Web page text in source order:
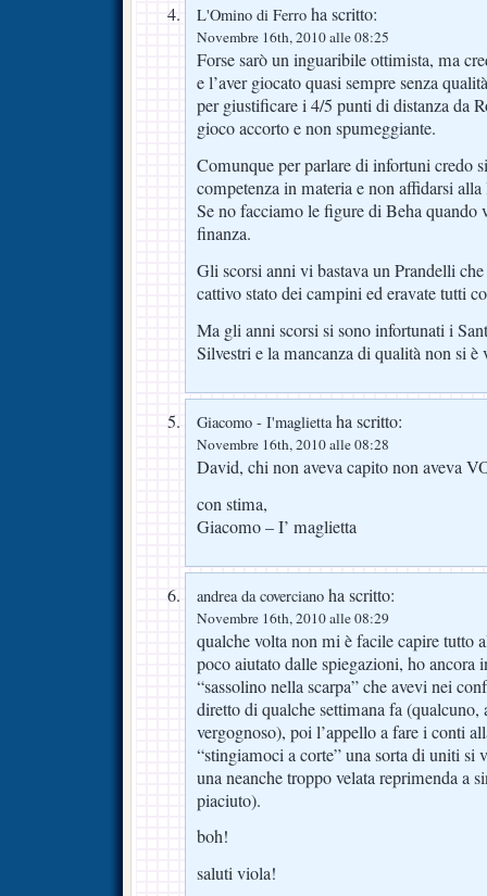
L'Omino di Ferro ha scritto:
Novembre 16th, 2010 alle 08:25
Forse sarò un inguaribile ottimista, ma
e l’aver giocato quasi sempre senza
per giustificare i 4/5 punti di distanza da
gioco accorto e non spumeggiante.
Comunque per parlare di infortuni credo
competenza in materia e non affidarsi
Se no facciamo le figure di Beha quando
finanza.
Gli scorsi anni vi bastava un Prandelli che
cattivo stato dei campini ed eravate tutti
Ma gli anni scorsi si sono infortunati i
Silvestri e la mancanza di qualità non si è
Giacomo - I'magliettaha scritto:
Novembre 16th, 2010 alle 08:28
David, chi non aveva capito non aveva
con stima,
Giacomo – I’ maglietta
andrea da coverciano ha scritto:
Novembre 16th, 2010 alle 08:29
qualche volta non mi è facile capire tutto
poco aiutato dalle spiegazioni, ho ancora
“sassolino nella scarpa” che avevi nei
diretto di qualche settimana fa (qualcuno,
vergognoso), poi l’appello a fare i conti
“stingiamoci a corte” una sorta di uniti si
una neanche troppo velata reprimenda a
piaciuto).
boh!
saluti viola!